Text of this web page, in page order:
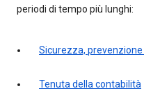
periodi di tempo più lunghi:
Sicurezza,
Tenuta della contabilità